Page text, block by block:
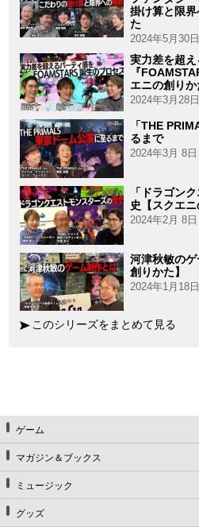
掛け算と限
た
2024年5月30日
実力差を超
『
エニの創りか
2024年3月28日
「THE
るまで
2024年3月 8日
「ドラゴン
史【スクエニ
2024年2月 8日
河津秋敏の
創りかた】
2024年1月18日
このシリーズをまとめて見る
ゲーム
マガジン＆ブックス
ミュージック
グッズ